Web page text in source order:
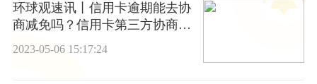
环球观速讯丨信用卡逾期能去协
商减免吗？信用卡第三方协商还
款可靠吗?
2023-05-06 15:17:24